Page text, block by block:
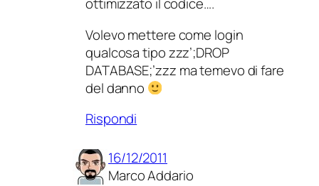
Volevo mettere come login
qualcosa tipo zzz’;DROP
DATABASE;’zzz ma temevo di fare
del danno
Rispondi
16/12/2011
Marco Addario